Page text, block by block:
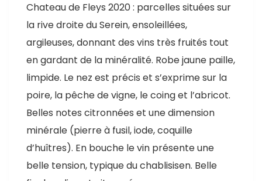
Chateau de Fleys 2020 : parcelles situées sur
la rive droite du Serein, ensoleillées,
argileuses, donnant des vins très fruités tout
en gardant de la minéralité. Robe jaune paille,
limpide. Le nez est précis et s’exprime sur la
poire, la pêche de vigne, le coing et l’abricot.
Belles notes citronnées et une dimension
minérale (pierre à fusil, iode, coquille
d’huîtres). En bouche le vin présente une
belle tension, typique du chablisisen. Belle